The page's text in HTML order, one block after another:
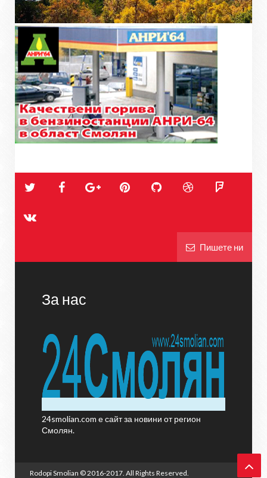
Пишете ни
За нас
24smolian.com е сайт за новини от регион
Смолян.
Rodopi Smolian © 2016-2017. All Rights Reserved.